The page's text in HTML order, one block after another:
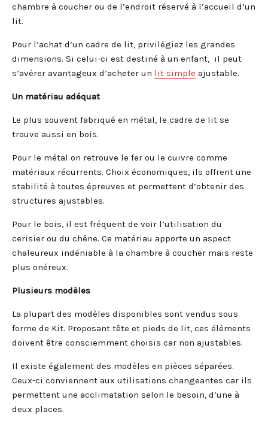
chambre à coucher ou de l’endroit réservé à l’accueil d’un
lit.
Pour l’achat d’un cadre de lit, privilégiez les grandes
dimensions. Si celui-ci est destiné à un enfant, il peut
s’avérer avantageux d’acheter un lit simple ajustable.
Un matériau adéquat
Le plus souvent fabriqué en métal, le cadre de lit se
trouve aussi en bois.
Pour le métal on retrouve le fer ou le cuivre comme
matériaux récurrents. Choix économiques, ils offrent une
stabilité à toutes épreuves et permettent d’obtenir des
structures ajustables.
Pour le bois, il est fréquent de voir l’utilisation du
cerisier ou du chêne. Ce matériau apporte un aspect
chaleureux indéniable à la chambre à coucher mais reste
plus onéreux.
Plusieurs modèles
La plupart des modèles disponibles sont vendus sous
forme de Kit. Proposant tête et pieds de lit, ces éléments
doivent être consciemment choisis car non ajustables.
Il existe également des modèles en pièces séparées.
Ceux-ci conviennent aux utilisations changeantes car ils
permettent une acclimatation selon le besoin, d’une à
deux places.